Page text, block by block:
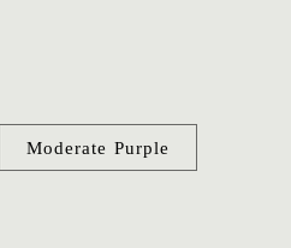
Moderate Purple